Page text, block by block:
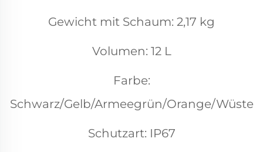
Gewicht mit Schaum: 2,17 kg
Volumen: 12 L
Farbe:
Schwarz/Gelb/Armeegrün/Orange/Wüste
Schutzart: IP67